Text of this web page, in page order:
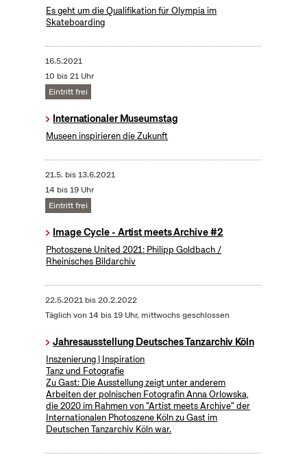
Es geht um die Qualifikation für Olympia im
Skateboarding
16.5.2021
10 bis 21 Uhr
Eintritt frei
Internationaler Museumstag
Museen inspirieren die Zukunft
21.5. bis13.6.2021
14 bis 19 Uhr
Eintritt frei
Image Cycle - Artist meets Archive #2
Photoszene United 2021: Philipp Goldbach /
Rheinisches Bildarchiv
22.5.2021bis20.2.2022
Täglich von 14 bis 19 Uhr, mittwochs geschlossen
Jahresausstellung Deutsches Tanzarchiv Köln
Inszenierung | Inspiration
Tanz und Fotografie
Zu Gast: Die Ausstellung zeigt unter anderem
Arbeiten der polnischen Fotografin Anna Orlowska,
die 2020 im Rahmen von "Artist meets Archive" der
Internationalen Photoszene Köln zu Gast im
Deutschen Tanzarchiv Köln war.